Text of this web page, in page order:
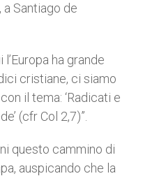
Santiago de
ha grande
cristiane, ci siamo
il tema: ‘Radicati e
(cfr Col 2,7)”.
questo cammino di
auspicando che la